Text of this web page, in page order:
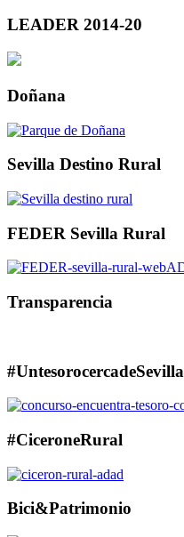
LEADER 2014-20
Doñana
Sevilla Destino Rural
FEDER Sevilla Rural
Transparencia
#UntesorocercadeSevilla
#CiceroneRural
Bici&Patrimonio